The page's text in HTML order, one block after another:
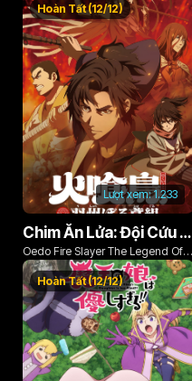
Lượt xem:1.233
Hoàn Tất (12/12)
Chim Ăn Lửa: Đội Cứu Hỏa Rách Rưới Vùng Ushu
Oedo Fire Slayer The Legend Of
Phoenix
Hoàn Tất (12/12)